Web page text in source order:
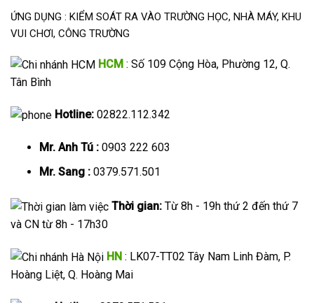
ỨNG DỤNG : KIỂM SOÁT RA VÀO TRƯỜNG HỌC, NHÀ MÁY, KHU
VUI CHƠI, CÔNG TRƯỜNG
HCM : Số 109 Cộng Hòa, Phường 12, Q.
Tân Bình
Hotline: 02822.112.342
Mr. Anh Tú :0903 222 603
Mr. Sang :0379.571.501
Thời gian: Từ 8h - 19h thứ 2 đến thứ 7
và CN từ 8h - 17h30
HN : LK07-TT02 Tây Nam Linh Đàm, P.
Hoàng Liệt, Q. Hoàng Mai